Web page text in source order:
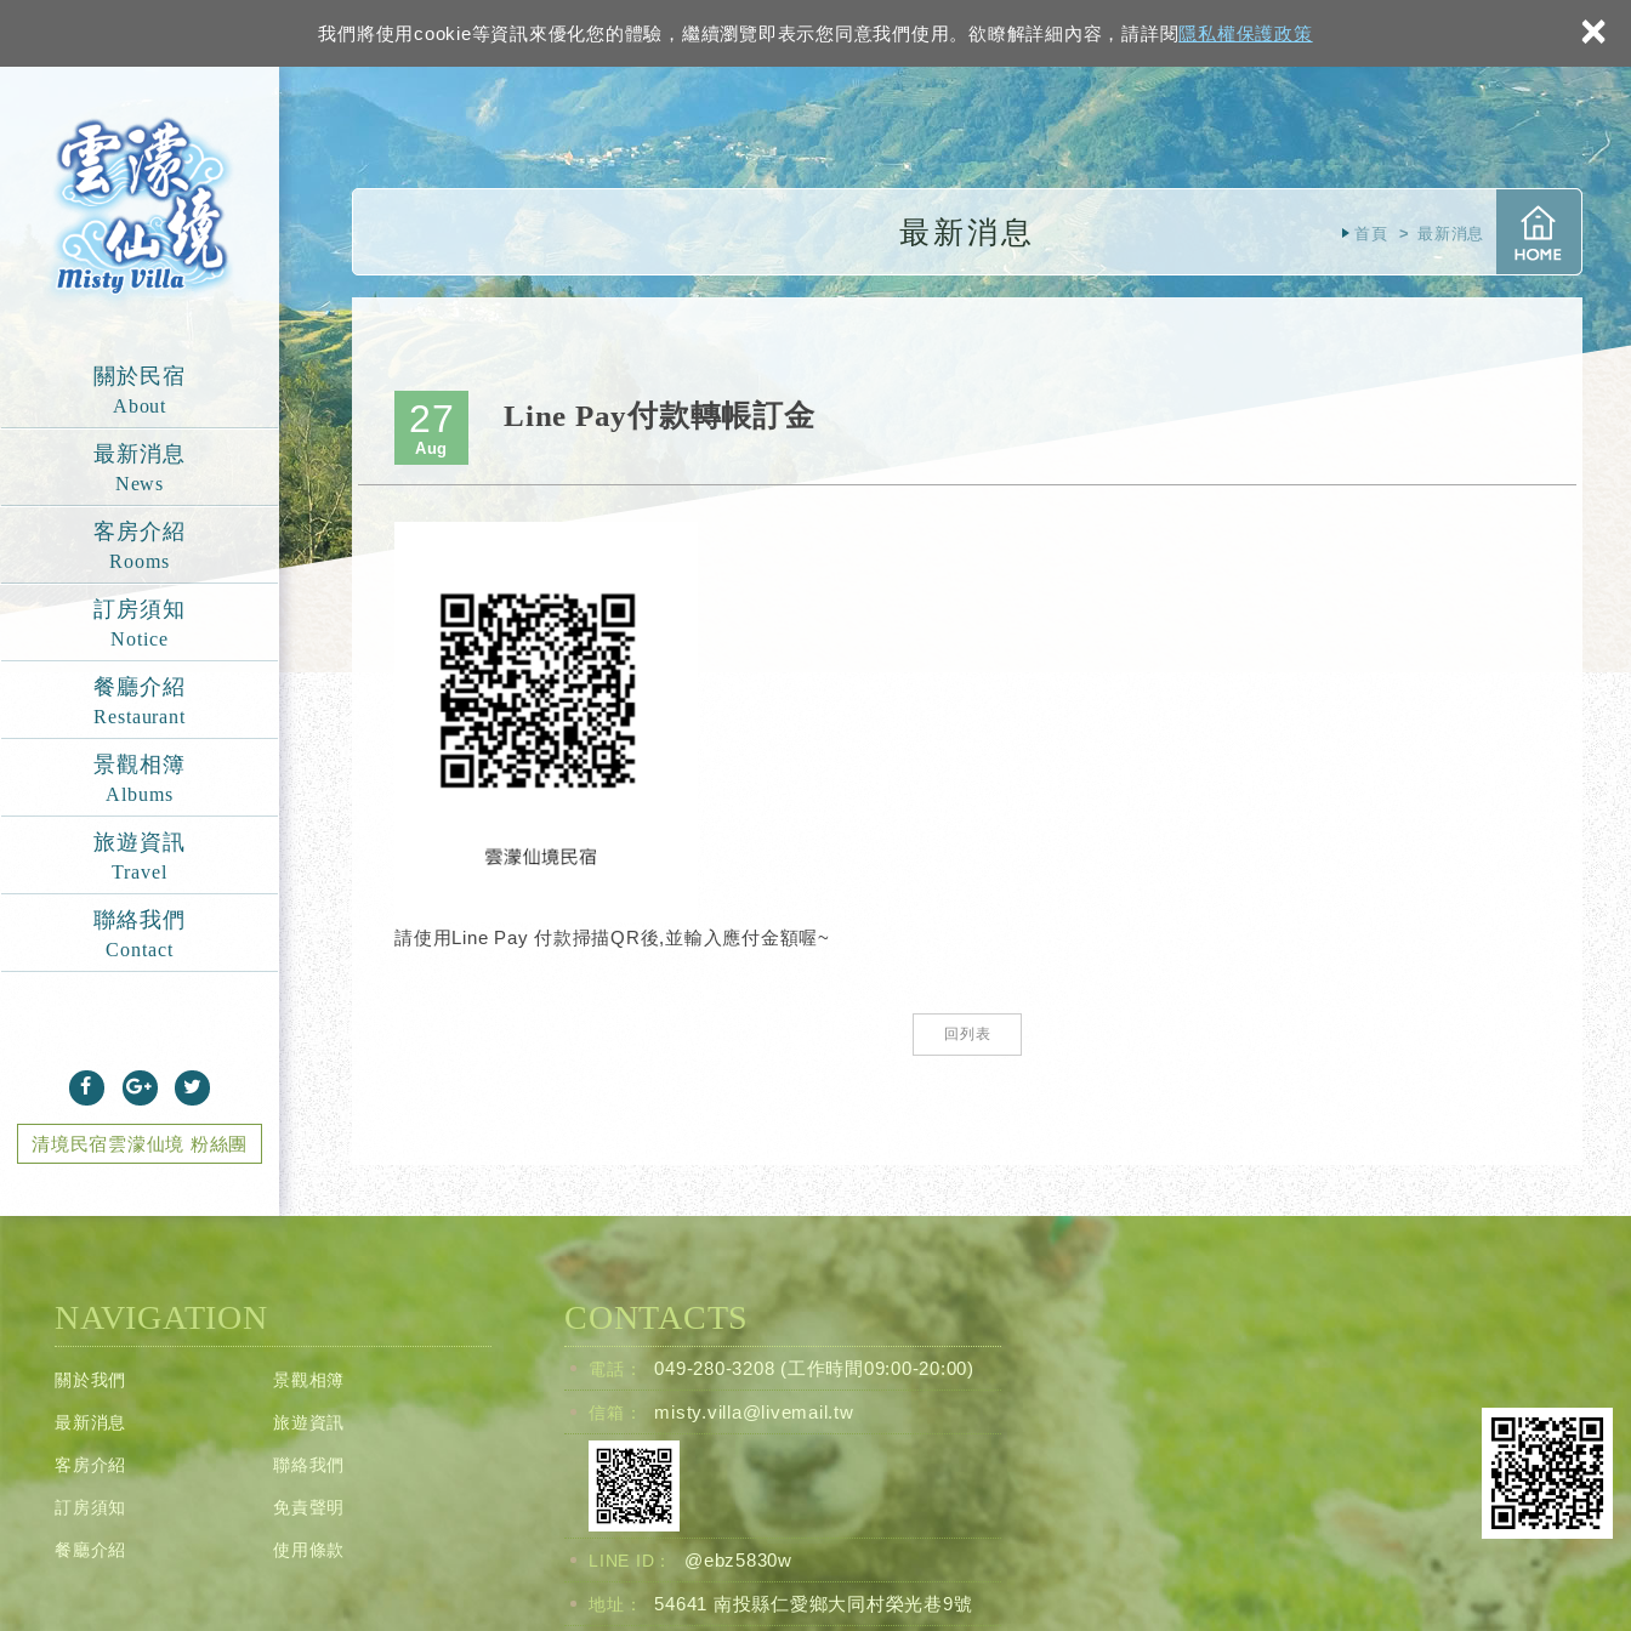
我們將使用cookie等資訊來優化您的體驗，繼續瀏覽即表示您同意我們使用。欲瞭解詳細內容，請詳閱隱私權保護政策 ×
關於民宿
About
最新消息
News
客房介紹
Rooms
訂房須知
Notice
餐廳介紹
Restaurant
景觀相簿
Albums
旅遊資訊
Travel
聯絡我們
Contact
清境民宿雲濛仙境 粉絲團
首頁 最新消息
最新消息
27
Aug
Line Pay付款轉帳訂金
請使用Line Pay 付款掃描QR後,並輸入應付金額喔~
回列表
NAVIGATION
關於我們
最新消息
客房介紹
訂房須知
餐廳介紹
景觀相簿
旅遊資訊
聯絡我們
免責聲明
使用條款
CONTACTS
電話： 049-280-3208 (工作時間09:00-20:00)
信箱： misty.villa@livemail.tw
LINE ID： @ebz5830w
地址： 54641 南投縣仁愛鄉大同村榮光巷9號